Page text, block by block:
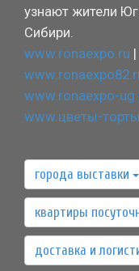
узнают жители
Сибири.
www.ronaexpo.ru
www.ronaexpo-
www.цветы-
города выставки
квартиры
доставка и